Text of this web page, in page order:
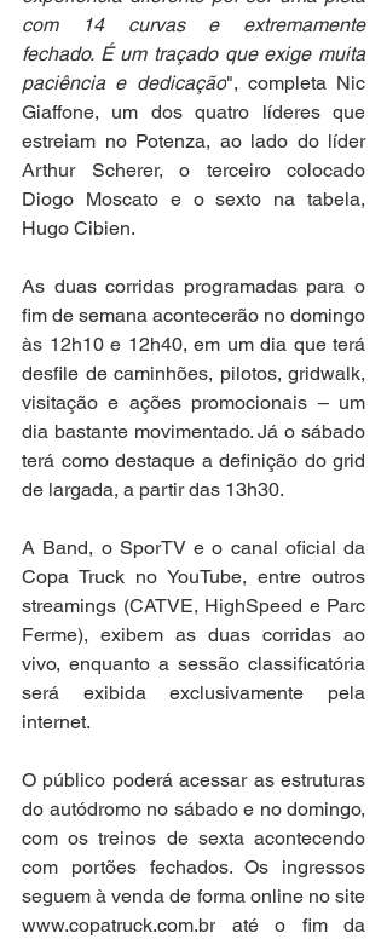
com 14 curvas e extremamente
fechado. É um traçado que exige muita
paciência e dedicação", completa Nic
Giaffone, um dos quatro líderes que
estreiam no Potenza, ao lado do líder
Arthur Scherer, o terceiro colocado
Diogo Moscato e o sexto na tabela,
Hugo Cibien.
As duas corridas programadas para o
fim de semana acontecerão no domingo
às 12h10 e 12h40, em um dia que terá
desfile de caminhões, pilotos, gridwalk,
visitação e ações promocionais – um
dia bastante movimentado. Já o sábado
terá como destaque a definição do grid
de largada, a partir das 13h30.
A Band, o SporTV e o canal oficial da
Copa Truck no YouTube, entre outros
streamings (CATVE, HighSpeed e Parc
Ferme), exibem as duas corridas ao
vivo, enquanto a sessão classificatória
será exibida exclusivamente pela
internet.
O público poderá acessar as estruturas
do autódromo no sábado e no domingo,
com os treinos de sexta acontecendo
com portões fechados. Os ingressos
www.copatruck.com.br até o fim da